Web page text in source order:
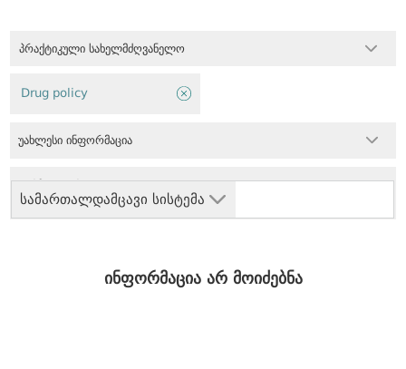
პრაქტიკული სახელმძღვანელო
სამართალდამცავი სისტემა
Drug policy
უახლესი ინფორმაცია
ინფორმაცია არ მოიძებნა